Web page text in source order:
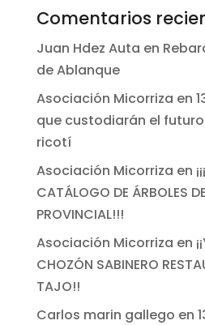
Comentarios
Juan Hdez Auta en
de Ablanque
Asociación Micorriza en
que custodiarán el
ricotí
Asociación Micorriza en
CATÁLOGO DE ÁRBOLES
PROVINCIAL!!!
Asociación Micorriza en
CHOZÓN SABINERO
TAJO!!
Carlos marin gallego en